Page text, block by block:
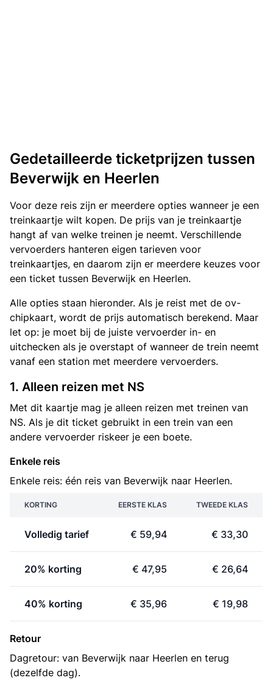
Gedetailleerde ticketprijzen tussen
Beverwijk en Heerlen
Voor deze reis zijn er meerdere opties wanneer je een
treinkaartje wilt kopen. De prijs van je treinkaartje
hangt af van welke treinen je neemt. Verschillende
vervoerders hanteren eigen tarieven voor
treinkaartjes, en daarom zijn er meerdere keuzes voor
een ticket tussen Beverwijk en Heerlen.
Alle opties staan hieronder. Als je reist met de ov-
chipkaart, wordt de prijs automatisch berekend. Maar
let op: je moet bij de juiste vervoerder in- en
uitchecken als je overstapt of wanneer de trein neemt
vanaf een station met meerdere vervoerders.
1. Alleen reizen met NS
Met dit kaartje mag je alleen reizen met treinen van
NS. Als je dit ticket gebruikt in een trein van een
andere vervoerder riskeer je een boete.
Enkele reis
Enkele reis: één reis van Beverwijk naar Heerlen.
KORTING EERSTE KLAS TWEEDE KLAS
Volledig tarief € 59,94 € 33,30
20% korting € 47,95 € 26,64
40% korting € 35,96 € 19,98
Retour
Dagretour: van Beverwijk naar Heerlen en terug
(dezelfde dag).